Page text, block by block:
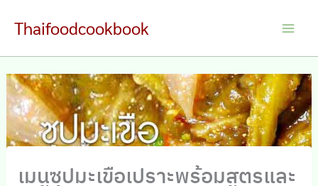
Thaifoodcookbook
เมนูซุปมะเขือเปราะพร้อมสูตรและ